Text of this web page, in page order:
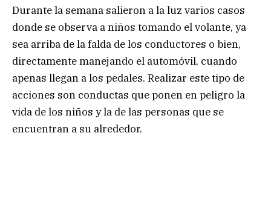
Durante la semana salieron a la luz varios casos
donde se observa a niños tomando el volante, ya
sea arriba de la falda de los conductores o bien,
directamente manejando el automóvil, cuando
apenas llegan a los pedales. Realizar este tipo de
acciones son conductas que ponen en peligro la
vida de los niños y la de las personas que se
encuentran a su alrededor.